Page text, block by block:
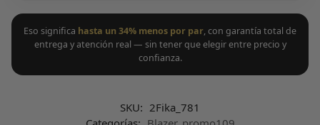
Eso significa hasta un 34% menos por par, con garantía total de
entrega y atención real — sin tener que elegir entre precio y
confianza.
SKU: 2Fika_781